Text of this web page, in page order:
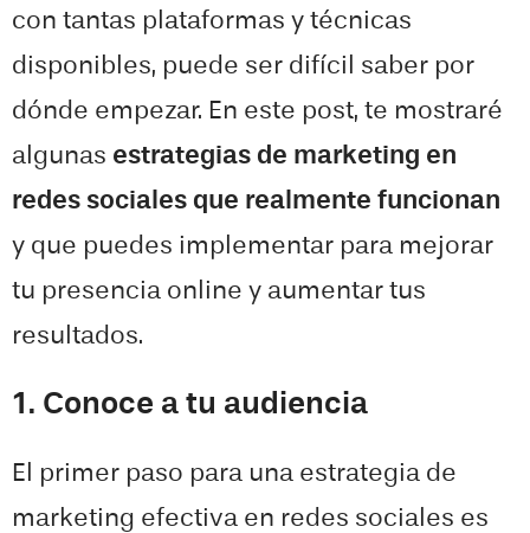
con tantas plataformas y técnicas
disponibles, puede ser difícil saber por
dónde empezar. En este post, te mostraré
algunas estrategias de marketing en
redes sociales que realmente funcionan
y que puedes implementar para mejorar
tu presencia online y aumentar tus
resultados.
1. Conoce a tu audiencia
El primer paso para una estrategia de
marketing efectiva en redes sociales es